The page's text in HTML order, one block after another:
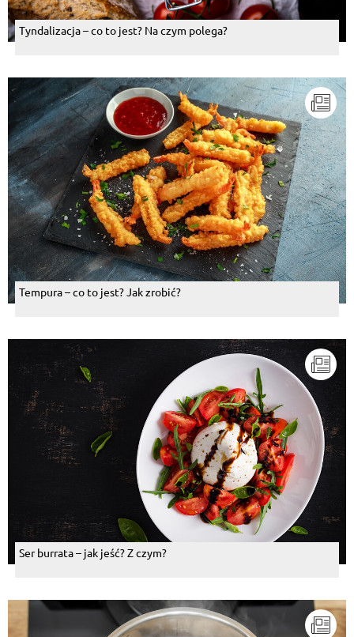
Tyndalizacja – co to jest? Na czym polega?
Tempura – co to jest? Jak zrobić?
Ser burrata – jak jeść? Z czym?